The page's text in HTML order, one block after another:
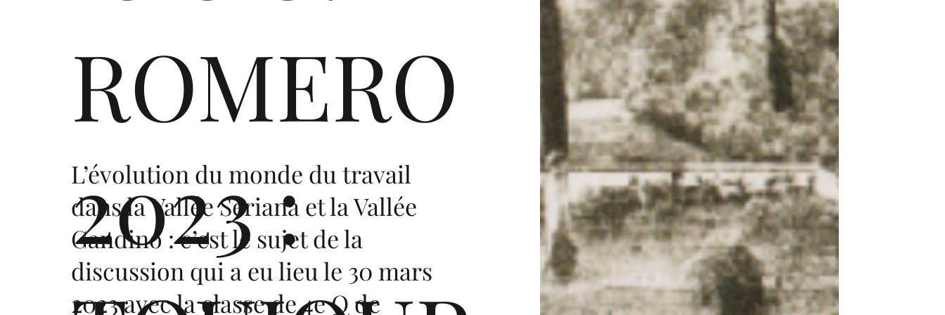
ROMERO
2023 :
L’évolution du monde du travail
dans la Vallée Seriana et la Vallée
Gandino : c’est le sujet de la
discussion qui a eu lieu le 30 mars
2023 avec la classe de 4e Q de